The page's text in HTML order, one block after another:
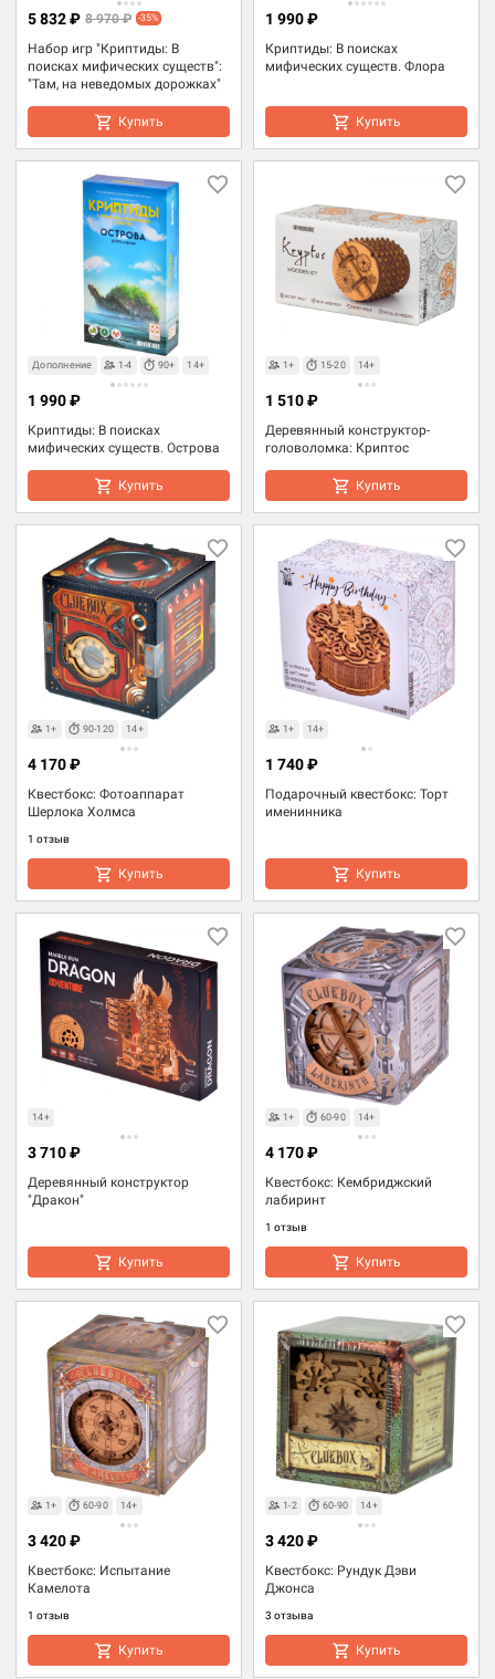
Набор игр "Криптиды: В
поисках мифических существ":
"Там, на неведомых дорожках"
5 832 ₽ 8 970 ₽ -35%
Купить
Криптиды: В поисках
мифических существ. Флора
1 990 ₽
Купить
Дополнение 1-4 90+ 14+
Криптиды: В поисках
мифических существ. Острова
1 990 ₽
Купить
1+ 15-20 14+
Деревянный конструктор-
головоломка: Криптос
1 510 ₽
Купить
1+ 90-120 14+
Квестбокс: Фотоаппарат
Шерлока Холмса
1 отзыв
4 170 ₽
Купить
1+ 14+
Подарочный квестбокс: Торт
именинника
1 740 ₽
Купить
14+
Деревянный конструктор
"Дракон"
3 710 ₽
Купить
1+ 60-90 14+
Квестбокс: Кембриджский
лабиринт
1 отзыв
4 170 ₽
Купить
1+ 60-90 14+
Квестбокс: Испытание
Камелота
1 отзыв
3 420 ₽
Купить
1-2 60-90 14+
Квестбокс: Рундук Дэви
Джонса
3 отзыва
3 420 ₽
Купить